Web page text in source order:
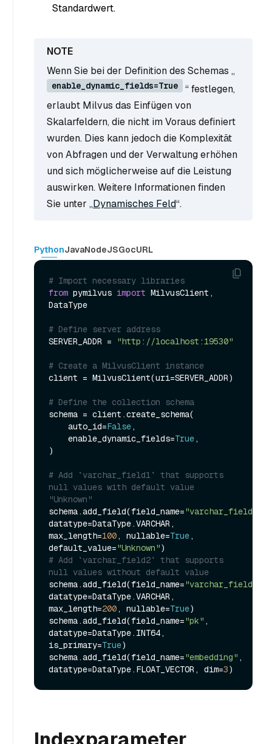
Standardwert.
Wenn Sie bei der Definition des Schemas „
enable_dynamic_fields=True
“ festlegen,
erlaubt Milvus das Einfügen von
Skalarfeldern, die nicht im Voraus definiert
wurden. Dies kann jedoch die Komplexität
von Abfragen und der Verwaltung erhöhen
und sich möglicherweise auf die Leistung
auswirken. Weitere Informationen finden
Sie unter „Dynamisches Feld“.
PythonJavaNodeJSGocURL
# Import necessary libraries
from pymilvus import MilvusClient,
DataType
# Define server address
SERVER_ADDR =
"http://localhost:19530"
# Create a MilvusClient instance
client = MilvusClient(uri=SERVER_ADDR)
# Define the collection schema
schema = client.create_schema(
    auto_id=
False,
    enable_dynamic_fields=
True,
)
# Add `varchar_field1` that supports
null values with default value
"Unknown"
schema.add_field(field_name="varchar_field1"
datatype=DataType.VARCHAR,
max_length=100, nullable=True,
default_value="Unknown"
# Add `varchar_field2` that supports
null values without default value
schema.add_field(field_name="varchar_field2"
datatype=DataType.VARCHAR,
max_length=200, nullable=True)
schema.add_field(field_name="pk" ,
datatype=DataType.INT64,
is_primary=True)
schema.add_field(field_name="embedding" ,
datatype=DataType.FLOAT_VECTOR, dim=3